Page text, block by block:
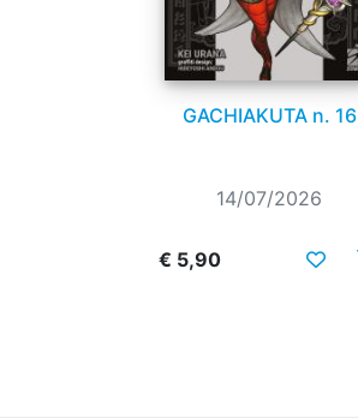
GACHIAKUTA n. 16
14/07/2026
€ 5,90